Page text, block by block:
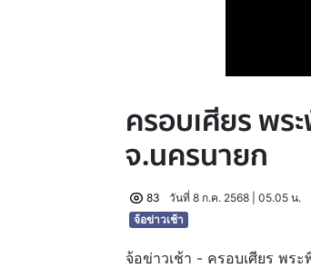
ครอบเศียร พร
จ.นครนายก
83
วันที่ 8 ก.ค. 2568 | 05.05 น.
จ้อข่าวเช้า
จ้อข่าวเช้า - ครอบเศียร พร